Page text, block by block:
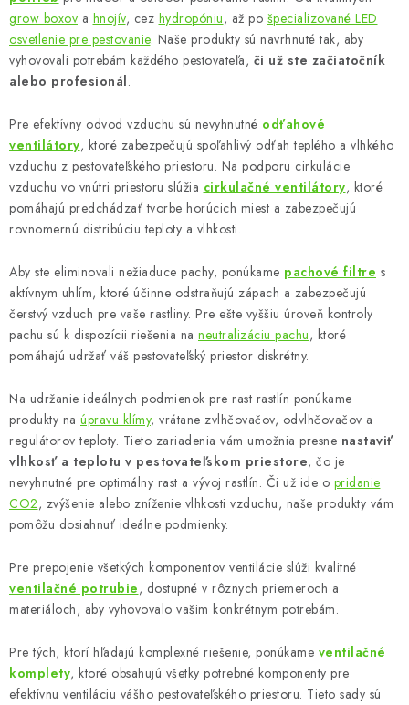
á
d
a
c
i
e
p
r
v
k
v
ý
p
i
u
grow boxov a hnojív, cez hydropóniu, až po špecializované LED
osvetlenie pre pestovanie. Naše produkty sú navrhnuté tak, aby
vyhovovali potrebám každého pestovateľa, či už ste začiatočník
alebo profesionál.
Pre efektívny odvod vzduchu sú nevyhnutné odťahové
ventilátory, ktoré zabezpečujú spoľahlivý odťah teplého a vlhkého
vzduchu z pestovateľského priestoru. Na podporu cirkulácie
vzduchu vo vnútri priestoru slúžia cirkulačné ventilátory, ktoré
pomáhajú predchádzať tvorbe horúcich miest a zabezpečujú
rovnomernú distribúciu teploty a vlhkosti.
Aby ste eliminovali nežiaduce pachy, ponúkame pachové filtre s
aktívnym uhlím, ktoré účinne odstraňujú zápach a zabezpečujú
čerstvý vzduch pre vaše rastliny. Pre ešte vyššiu úroveň kontroly
pachu sú k dispozícii riešenia na neutralizáciu pachu, ktoré
pomáhajú udržať váš pestovateľský priestor diskrétny.
Na udržanie ideálnych podmienok pre rast rastlín ponúkame
produkty na úpravu klímy, vrátane zvlhčovačov, odvlhčovačov a
regulátorov teploty. Tieto zariadenia vám umožnia presne nastaviť
vlhkosť a teplotu v pestovateľskom priestore, čo je
nevyhnutné pre optimálny rast a vývoj rastlín. Či už ide o pridanie
CO2, zvýšenie alebo zníženie vlhkosti vzduchu, naše produkty vám
pomôžu dosiahnuť ideálne podmienky.
Pre prepojenie všetkých komponentov ventilácie slúži kvalitné
ventilačné potrubie, dostupné v rôznych priemeroch a
materiáloch, aby vyhovovalo vašim konkrétnym potrebám.
Pre tých, ktorí hľadajú komplexné riešenie, ponúkame ventilačné
komplety, ktoré obsahujú všetky potrebné komponenty pre
efektívnu ventiláciu vášho pestovateľského priestoru. Tieto sady sú